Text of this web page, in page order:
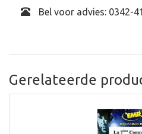
Bel voor advies: 0342-
Gerelateerde